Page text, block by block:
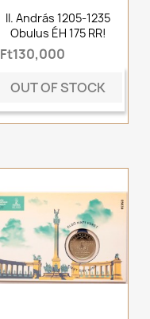
II. András 1205-1235
Obulus ÉH 175 RR!
Ft130,000
OUT OF STOCK